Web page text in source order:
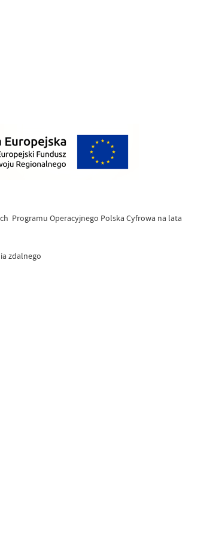
Programu Operacyjnego Polska Cyfrowa na lata
zdalnego